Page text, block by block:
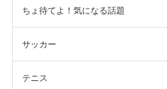
ちょ待てよ！気になる話題
サッカー
テニス